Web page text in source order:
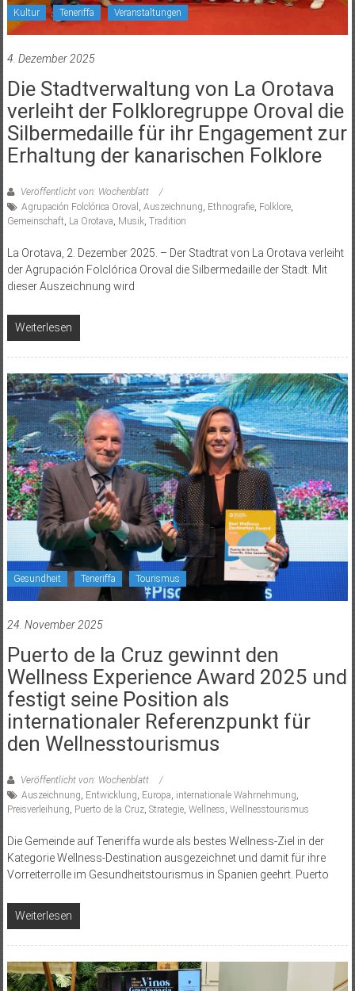
Kultur Teneriffa Veranstaltungen
4. Dezember 2025
Die Stadtverwaltung von La Orotava
verleiht der Folkloregruppe Oroval die
Silbermedaille für ihr Engagement zur
Erhaltung der kanarischen Folklore
Veröffentlicht von: Wochenblatt
Agrupación Folclórica Oroval , Auszeichnung, Ethnografie, Folklore,
Gemeinschaft, La Orotava, Musik, Tradition
La Orotava, 2. Dezember 2025. – Der Stadtrat von La Orotava verleiht
der Agrupación Folclórica Oroval die Silbermedaille der Stadt. Mit
dieser Auszeichnung wird
Weiterlesen
Gesundheit Teneriffa Tourismus
24. November 2025
Puerto de la Cruz gewinnt den
Wellness Experience Award 2025 und
festigt seine Position als
internationaler Referenzpunkt für
den Wellnesstourismus
Veröffentlicht von: Wochenblatt
Auszeichnung, Entwicklung, Europa, internationale Wahrnehmung,
Preisverleihung, Puerto de la Cruz, Strategie, Wellness, Wellnesstourismus
Die Gemeinde auf Teneriffa wurde als bestes Wellness-Ziel in der
Kategorie Wellness-Destination ausgezeichnet und damit für ihre
Vorreiterrolle im Gesundheitstourismus in Spanien geehrt. Puerto
Weiterlesen